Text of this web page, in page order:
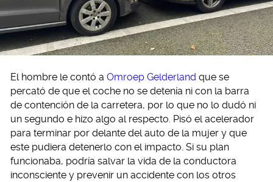
El hombre le contó a Omroep Gelderland que se
percató de que el coche no se detenía ni con la barra
de contención de la carretera, por lo que no lo dudó ni
un segundo e hizo algo al respecto. Pisó el acelerador
para terminar por delante del auto de la mujer y que
este pudiera detenerlo con el impacto. Si su plan
funcionaba, podría salvar la vida de la conductora
inconsciente y prevenir un accidente con los otros